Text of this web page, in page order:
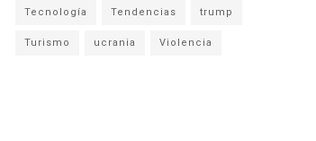
Tecnología Tendencias trump
Turismo ucrania Violencia